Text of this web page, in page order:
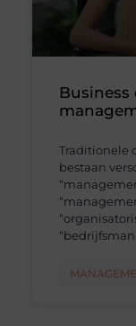
Traditionele
bestaan